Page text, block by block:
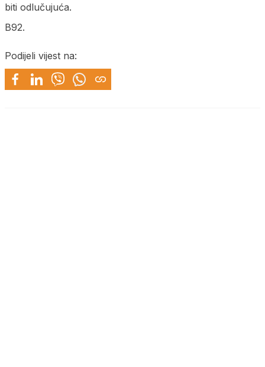
biti odlučujuća.
B92.
Podijeli vijest na: